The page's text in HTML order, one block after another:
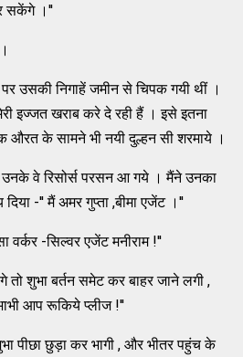
सकेंगे ।''
उसकी निगाहें जमीन से चिपक गयी थीं ।
इज्जत खराब करे दे रही हैं । इसे इतना
औरत के सामने भी नयी दुल्हन सी शरमाये ।
उनके वे रिसोर्स परसन आ गये । मैंने उनका
-'' मैं अमर गुप्ता ,बीमा एजेंट ।''
वर्कर -सिल्वर एजेंट मनीराम !''
तो शुभा बर्तन समेट कर बाहर जाने लगी ,
आप रूकिये प्लीज !''
पीछा छुड़ा कर भागी , और भीतर पहुंच के